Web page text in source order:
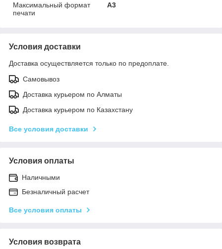
Максимальный формат
печати
А3
Условия доставки
Доставка осуществляется только по предоплате.
Самовывоз
Доставка курьером по Алматы
Доставка курьером по Казахстану
Все условия доставки
Условия оплаты
Наличными
Безналичный расчет
Все условия оплаты
Условия возврата